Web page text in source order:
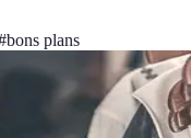
bons plans